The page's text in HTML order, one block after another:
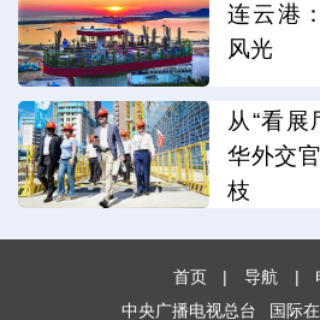
连云港
风光
从“看展
华外交
枝
首页 | 导航 |
中央广播电视总台
国际